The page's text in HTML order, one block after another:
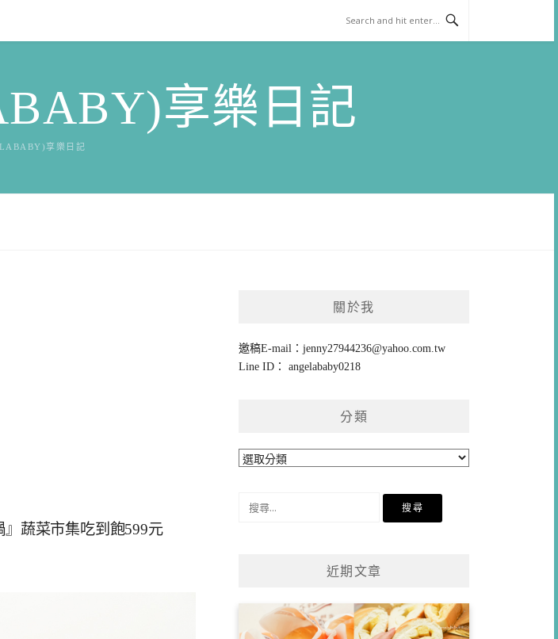
享樂日記
享樂日記
蔬菜市集吃到飽599元
關於我
邀稿E-mail：jenny27944236@yahoo.com.tw
Line ID： angelababy0218
分類
分
近期文章